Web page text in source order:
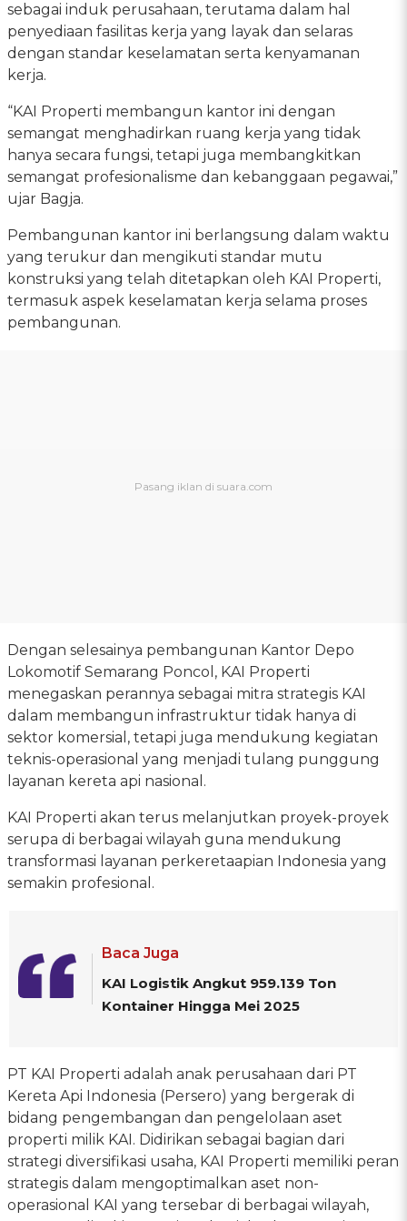
sebagai induk perusahaan, terutama dalam hal
penyediaan fasilitas kerja yang layak dan selaras
dengan standar keselamatan serta kenyamanan
kerja.
“KAI Properti membangun kantor ini dengan
semangat menghadirkan ruang kerja yang tidak
hanya secara fungsi, tetapi juga membangkitkan
semangat profesionalisme dan kebanggaan pegawai,”
ujar Bagja.
Pembangunan kantor ini berlangsung dalam waktu
yang terukur dan mengikuti standar mutu
konstruksi yang telah ditetapkan oleh KAI Properti,
termasuk aspek keselamatan kerja selama proses
pembangunan.
Dengan selesainya pembangunan Kantor Depo
Lokomotif Semarang Poncol, KAI Properti
menegaskan perannya sebagai mitra strategis KAI
dalam membangun infrastruktur tidak hanya di
sektor komersial, tetapi juga mendukung kegiatan
teknis-operasional yang menjadi tulang punggung
layanan kereta api nasional.
KAI Properti akan terus melanjutkan proyek-proyek
serupa di berbagai wilayah guna mendukung
transformasi layanan perkeretaapian Indonesia yang
semakin profesional.
Baca Juga
KAI Logistik Angkut 959.139 Ton
Kontainer Hingga Mei 2025
PT KAI Properti adalah anak perusahaan dari PT
Kereta Api Indonesia (Persero) yang bergerak di
bidang pengembangan dan pengelolaan aset
properti milik KAI. Didirikan sebagai bagian dari
strategi diversifikasi usaha, KAI Properti memiliki peran
strategis dalam mengoptimalkan aset non-
operasional KAI yang tersebar di berbagai wilayah,